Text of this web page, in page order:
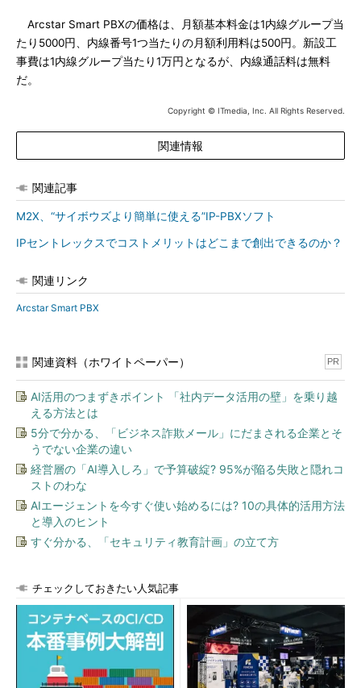
Arcstar Smart PBXの価格は、月額基本料金は1内線グループ当
たり5000円、内線番号1つ当たりの月額利用料は500円。新設工
事費は1内線グループ当たり1万円となるが、内線通話料は無料
だ。
Copyright © ITmedia, Inc. All Rights Reserved.
関連情報
関連記事
M2X、“サイボウズより簡単に使える”IP-PBXソフト
IPセントレックスでコストメリットはどこまで創出できるのか？
関連リンク
Arcstar Smart PBX
関連資料（ホワイトペーパー） PR
AI活用のつまずきポイント 「社内データ活用の壁」を乗り越
える方法とは
5分で分かる、「ビジネス詐欺メール」にだまされる企業とそ
うでない企業の違い
経営層の「AI導入しろ」で予算破綻? 95%が陥る失敗と隠れコ
ストのわな
AIエージェントを今すぐ使い始めるには? 10の具体的活用方法
と導入のヒント
すぐ分かる、「セキュリティ教育計画」の立て方
チェックしておきたい人気記事